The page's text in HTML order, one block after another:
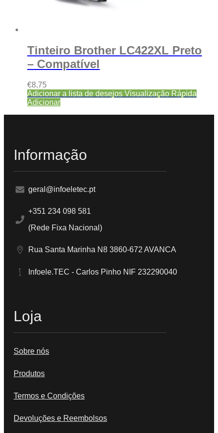
Tinteiro Brother LC422XL Preto
– Compatível
€8,75
Adicionar a lista de desejos Visualização Rápida
Adicionar
Informação
geral@infoeletec.pt
+351 234 098 581
(Rede Fixa Nacional)
Rua Santa Marinha N8 3860-672 AVANCA
Infoele.TEC - Carlos Pinho NIF 232290040
Loja
Sobre nós
Produtos
Termos e Condições
Devoluções e Reembolsos